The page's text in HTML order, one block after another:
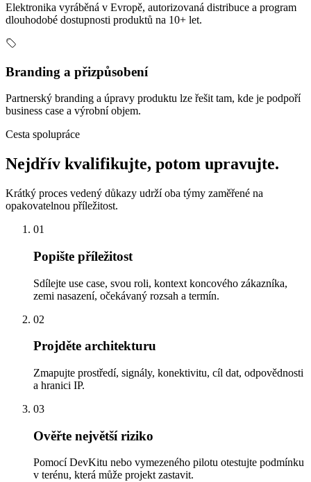
Elektronika vyráběná v Evropě, autorizovaná distribuce a program
dlouhodobé dostupnosti produktů na 10+ let.
Branding a přizpůsobení
Partnerský branding a úpravy produktu lze řešit tam, kde je podpoří
business case a výrobní objem.
Cesta spolupráce
Nejdřív kvalifikujte, potom upravujte.
Krátký proces vedený důkazy udrží oba týmy zaměřené na
opakovatelnou příležitost.
01
Popište příležitost
Sdílejte use case, svou roli, kontext koncového zákazníka,
zemi nasazení, očekávaný rozsah a termín.
02
Projděte architekturu
Zmapujte prostředí, signály, konektivitu, cíl dat, odpovědnosti
a hranici IP.
03
Ověřte největší riziko
Pomocí DevKitu nebo vymezeného pilotu otestujte podmínku
v terénu, která může projekt zastavit.